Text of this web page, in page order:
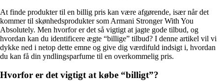
At finde produkter til en billig pris kan være afgørende, især når det
kommer til skønhedsprodukter som Armani Stronger With You
Absolutely. Men hvorfor er det så vigtigt at jagte gode tilbud, og
hvordan kan du identificere ægte “billige” tilbud? I denne artikel vil vi
dykke ned i netop dette emne og give dig værdifuld indsigt i, hvordan
du kan få din yndlingsparfume til en overkommelig pris.
Hvorfor er det vigtigt at købe “billigt”?